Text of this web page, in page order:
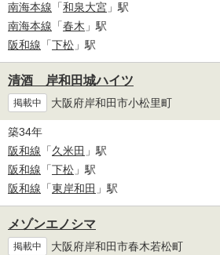
南海本線 「和泉大宮 」駅
南海本線 「春木 」駅
阪和線 「下松 」駅
清酒 岸和田城ハイツ
掲載中 大阪府岸和田市小松里町
築34年
阪和線 「久米田 」駅
阪和線 「下松 」駅
阪和線 「東岸和田 」駅
メゾンエノシマ
掲載中 大阪府岸和田市春木若松町